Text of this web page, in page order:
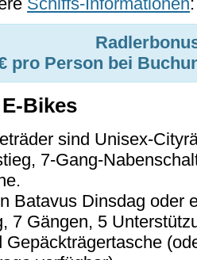
pro Person bei
Bikes
sind Unisex-
7-Gang-
Batavus Dinsdag oder
7 Gängen, 5
Gepäckträgertasche